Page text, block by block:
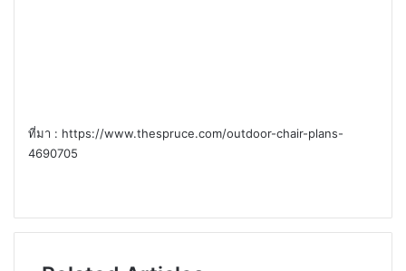
ที่มา : https://www.thespruce.com/outdoor-chair-plans-
4690705